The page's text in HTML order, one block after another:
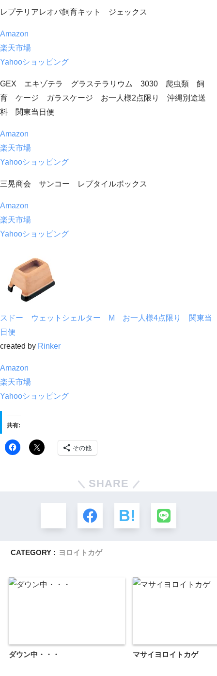
レプテリアレオパ飼育キット ジェックス
Amazon
楽天市場
Yahooショッピング
GEX エキゾテラ グラステラリウム 3030 爬虫類 飼
育 ケージ ガラスケージ お一人様2点限り 沖縄別途送
料 関東当日便
Amazon
楽天市場
Yahooショッピング
三晃商会 サンコー レプタイルボックス
Amazon
楽天市場
Yahooショッピング
スドー ウェットシェルター M お一人様4点限り 関東当
日便
created by Rinker
Amazon
楽天市場
Yahooショッピング
共有:
その他
SHARE
CATEGORY : ヨロイトカゲ
ダウン中・・・ マサイヨロイトカゲ